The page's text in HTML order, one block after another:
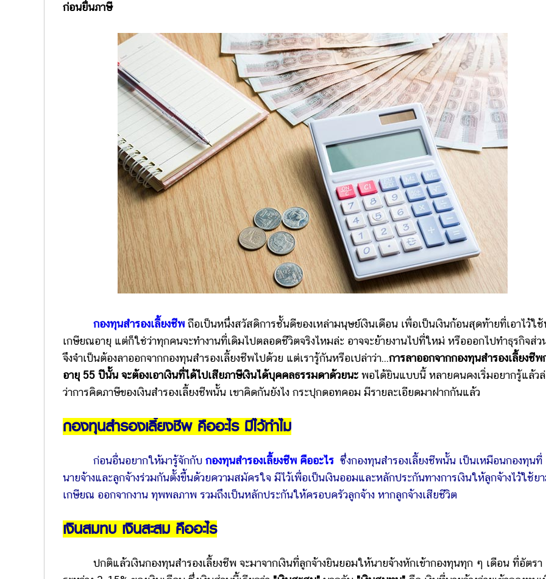
ก่อนยื่นภาษี
กองทุนสำรองเลี้ยงชีพ ถือเป็นหนึ่งสวัสดิการชั้นดีของเหล่ามนุษย์เงินเดือน เพื่อเป็นเงินก้อนสุดท้ายที่เอาไว้ใช้
เกษียณอายุ แต่ก็ใช่ว่าทุกคนจะทำงานที่เดิมไปตลอดชีวิตจริงไหมล่ะ อาจจะย้ายงานไปที่ใหม่ หรือออกไปทำธุรกิจส่ว
จึงจำเป็นต้องลาออกจากกองทุนสำรองเลี้ยงชีพไปด้วย แต่เรารู้กันหรือเปล่าว่า...การลาออกจากกองทุนสำรองเลี้ยงชี
อายุ 55 ปีนั้น จะต้องเอาเงินที่ได้ไปเสียภาษีเงินได้บุคคลธรรมดาด้วยนะ พอได้ยินแบบนี้ หลายคนคงเริ่มอยากรู้แล้ว
ว่าการคิดภาษีของเงินสำรองเลี้ยงชีพนั้น เขาคิดกันยังไง กระปุกดอทคอม มีรายละเอียดมาฝากกันแล้ว
กองทุนสำรองเลี้ยงชีพ คืออะไร มีไว้ทำไม
ก่อนอื่นอยากให้มารู้จักกับ กองทุนสำรองเลี้ยงชีพ คืออะไร ซึ่งกองทุนสำรองเลี้ยงชีพนั้น เป็นเหมือนกองทุนที่
นายจ้างและลูกจ้างร่วมกันตั้งขึ้นด้วยความสมัครใจ มีไว้เพื่อเป็นเงินออมและหลักประกันทางการเงินให้ลูกจ้างไว้ใช้ย
เกษียณ ออกจากงาน ทุพพลภาพ รวมถึงเป็นหลักประกันให้ครอบครัวลูกจ้าง หากลูกจ้างเสียชีวิต
เงินสมทบ เงินสะสม คืออะไร
ปกติแล้วเงินกองทุนสำรองเลี้ยงชีพ จะมาจากเงินที่ลูกจ้างยินยอมให้นายจ้างหักเข้ากองทุนทุก ๆ เดือน ที่อัตรา